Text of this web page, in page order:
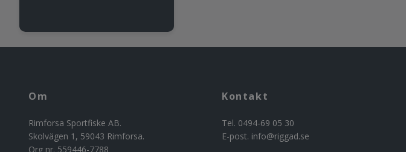
Om
Rimforsa Sportfiske AB.
Skolvägen 1, 59043 Rimforsa.
Org nr. 559446-7788
Kontakt
Tel. 0494-69 05 30
E-post. info@riggad.se